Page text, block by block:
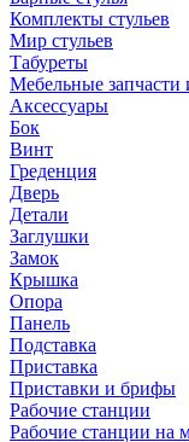
Комплекты стульев
Мир стульев
Табуреты
Мебельные запчасти
Аксессуары
Бок
Винт
Греденция
Дверь
Детали
Заглушки
Замок
Крышка
Опора
Панель
Подставка
Приставка
Приставки и брифы
Рабочие станции
Рабочие станции на